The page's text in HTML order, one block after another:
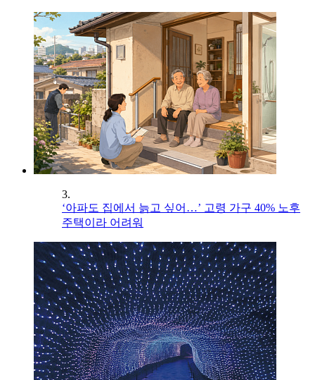
3.
‘아파도 집에서 늙고 싶어…’ 고령 가구 40% 노후
주택이라 어려워